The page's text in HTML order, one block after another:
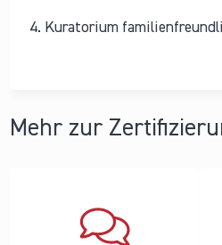
4. Kuratorium
Mehr zur